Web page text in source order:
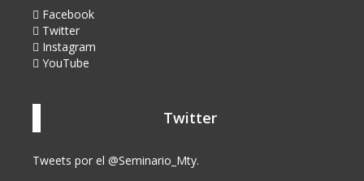
Facebook
Twitter
Instagram
YouTube
Twitter
Tweets por el @Seminario_Mty.